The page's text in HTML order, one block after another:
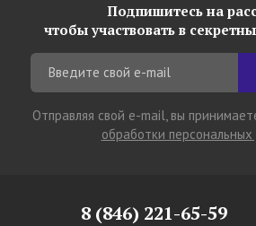
Подпишитесь на
чтобы участвовать в
Отправляя свой e-mail, вы
обработки
8 (846) 221-65-59